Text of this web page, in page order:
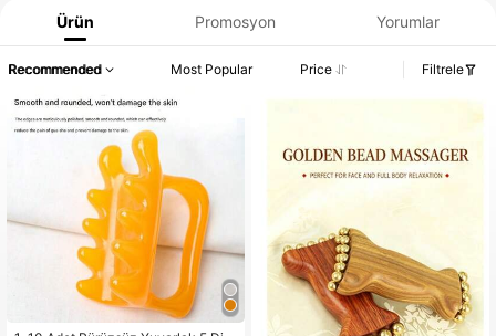
Ürün Promosyon Yorumlar
Recommended Most Popular Price Filtrele